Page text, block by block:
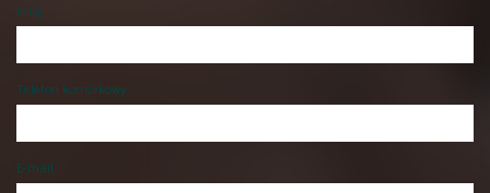
Imię
Telefon komórkowy
E-mail